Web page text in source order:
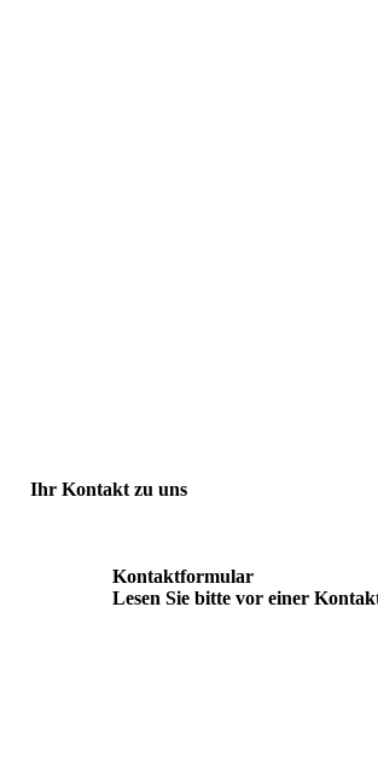
Ihr Kontakt zu uns
Kontaktformular
Lesen Sie bitte vor einer